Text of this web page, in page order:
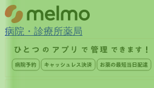
病院・診療所薬局